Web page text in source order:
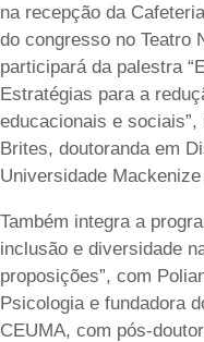
na recepção da
do congresso no Teatro
participará da palestra
Estratégias para a
educacionais e
Brites, doutoranda em
Universidade
Também integra a
inclusão e diversidade
proposições”, com
Psicologia e fundadora
CEUMA, com pós-